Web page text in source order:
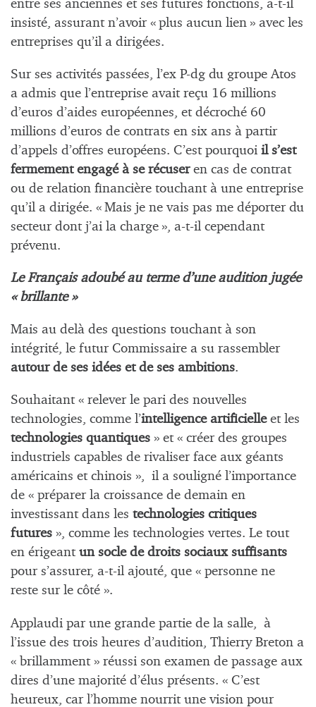
entre ses anciennes et ses futures fonctions, a-t-il
insisté, assurant n’avoir « plus aucun lien » avec les
entreprises qu’il a dirigées.
Sur ses activités passées, l’ex P-dg du groupe Atos
a admis que l’entreprise avait reçu 16 millions
d’euros d’aides européennes, et décroché 60
millions d’euros de contrats en six ans à partir
d’appels d’offres européens. C’est pourquoi il s’est
fermement engagé à se récuseren cas de contrat
ou de relation financière touchant à une entreprise
qu’il a dirigée. « Mais je ne vais pas me déporter du
secteur dont j’ai la charge », a-t-il cependant
prévenu.
Le Français adoubé au terme d’une audition jugée
« brillante »
Mais au delà des questions touchant à son
intégrité, le futur Commissaire a su rassembler
autour de ses idées et de ses ambitions.
Souhaitant « relever le pari des nouvelles
technologies, comme l’intelligence artificielleet les
technologies quantiques » et « créer des groupes
industriels capables de rivaliser face aux géants
américains et chinois », il a souligné l’importance
de « préparer la croissance de demain en
investissant dans les technologies critiques
futures », comme les technologies vertes. Le tout
en érigeant un socle de droits sociaux suffisants
pour s’assurer, a-t-il ajouté, que « personne ne
reste sur le côté ».
Applaudi par une grande partie de la salle, à
l’issue des trois heures d’audition, Thierry Breton a
« brillamment » réussi son examen de passage aux
dires d’une majorité d’élus présents. « C’est
heureux, car l’homme nourrit une vision pour